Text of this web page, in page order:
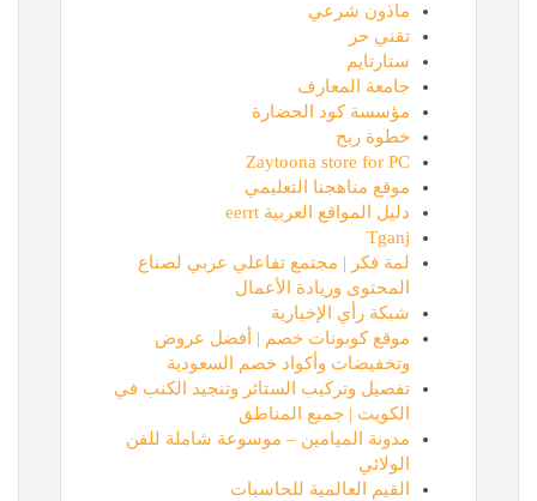
ماذون شرعي
تقني حر
ستارتايم
جامعة المعارف
مؤسسة كود الحضارة
خطوة ربح
Zaytoona store for PC
موقع مناهجنا التعليمي
دليل المواقع العربية eerrt
Tganj
لمة فكر | مجتمع تفاعلي عربي لصناع
المحتوى وريادة الأعمال
شبكة رأي الإخبارية
موقع كوبونات خصم | أفضل عروض
وتخفيضات وأكواد خصم السعودية
تفصيل وتركيب الستائر وتنجيد الكنب في
الكويت | جميع المناطق
مدونة الميامين – موسوعة شاملة للفن
الولائي
القيم العالمية للحاسبات